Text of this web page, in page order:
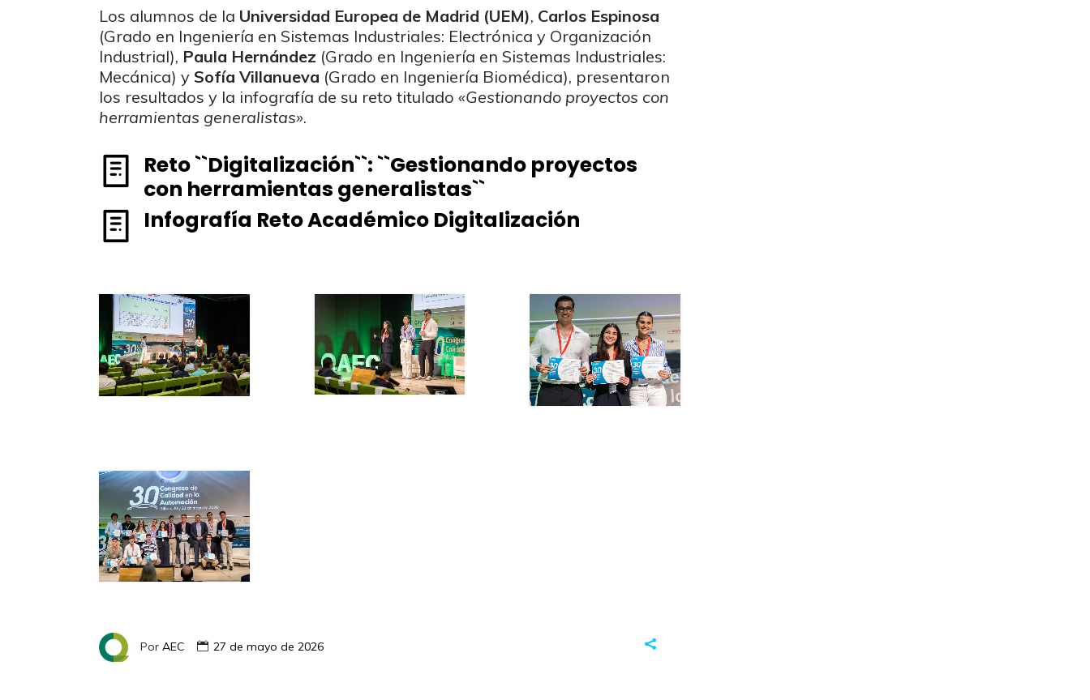
Los alumnos de la Universidad Europea de Madrid (UEM), Carlos Espinosa
(Grado en Ingeniería en Sistemas Industriales: Electrónica y Organización
Industrial), Paula Hernández (Grado en Ingeniería en Sistemas Industriales:
Mecánica) y Sofía Villanueva (Grado en Ingeniería Biomédica), presentaron
los resultados y la infografía de su reto titulado «Gestionando proyectos con
herramientas generalistas».
Reto ``Digitalización``: ``Gestionando proyectos
con herramientas generalistas``
Infografía Reto Académico Digitalización
Por AEC 27 de mayo de 2026